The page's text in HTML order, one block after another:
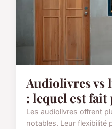
Audiolivres vs
: lequel est fait
Les audiolivres offrent
notables. Leur flexibilité